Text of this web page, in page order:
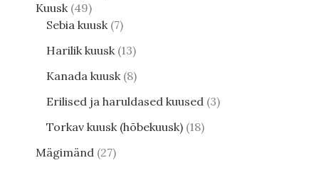
Kuusk 49
Sebia kuusk 7
Harilik kuusk 13
Kanada kuusk 8
Erilised ja haruldased kuused 3
Torkav kuusk (hõbekuusk) 18
Mägimänd 27